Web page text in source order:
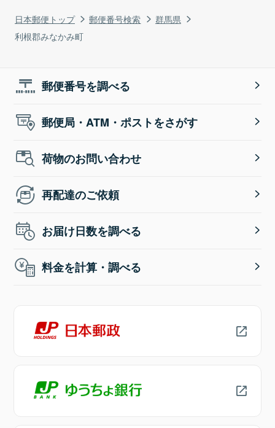
日本郵便トップ 郵便番号検索
群馬県
利根郡みなかみ町
郵便番号を調べる
郵便局・ATM・ポストをさがす
荷物のお問い合わせ
再配達のご依頼
お届け日数を調べる
料金を計算・調べる